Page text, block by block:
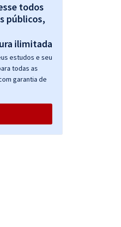
todos
públicos,
estudos e seu
todas as
garantia de